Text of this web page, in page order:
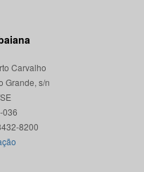
Carvalho
Grande, s/n
036